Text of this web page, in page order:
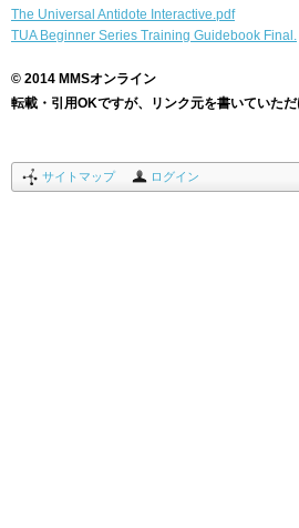
The Universal Antidote Interactive.pdf
TUA Beginner Series Training Guidebook Final.
© 2014 MMSオンライン
転載・引用OKですが、リンク元を書いていた
サイトマップ ログイン